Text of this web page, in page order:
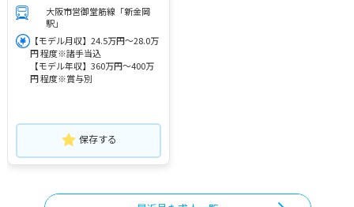
大阪市営御堂筋線「新金岡
駅」
【モデル月収】24.5万円～28.0万
円 程度※諸手当込
【モデル年収】360万円～400万
円 程度※賞与別
保存する